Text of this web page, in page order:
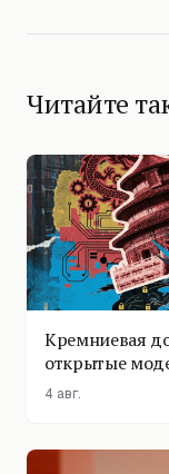
Читайте
Кремниевая
открытые
4 авг.